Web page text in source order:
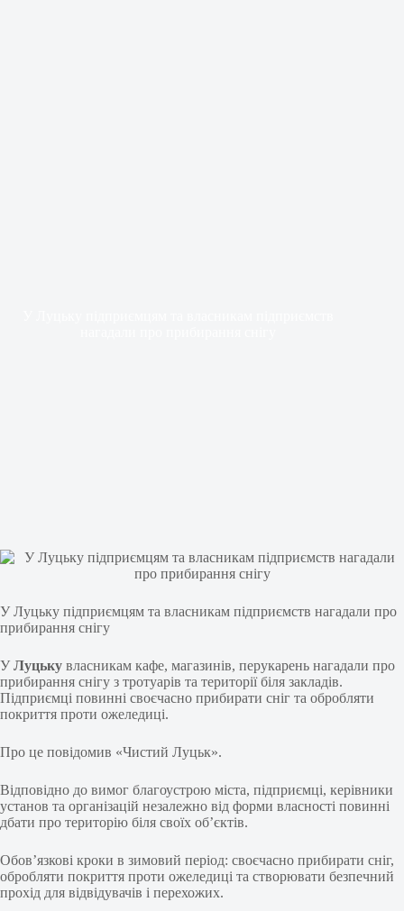
У Луцьку підприємцям та власникам підприємств нагадали про
прибирання снігу
У Луцьку власникам кафе, магазинів, перукарень нагадали про
прибирання снігу з тротуарів та території біля закладів.
Підприємці повинні своєчасно прибирати сніг та обробляти
покриття проти ожеледиці.
Про це повідомив «Чистий Луцьк».
Відповідно до вимог благоустрою міста, підприємці, керівники
установ та організацій незалежно від форми власності повинні
дбати про територію біля своїх об’єктів.
Обов’язкові кроки в зимовий період: своєчасно прибирати сніг,
обробляти покриття проти ожеледиці та створювати безпечний
прохід для відвідувачів і перехожих.